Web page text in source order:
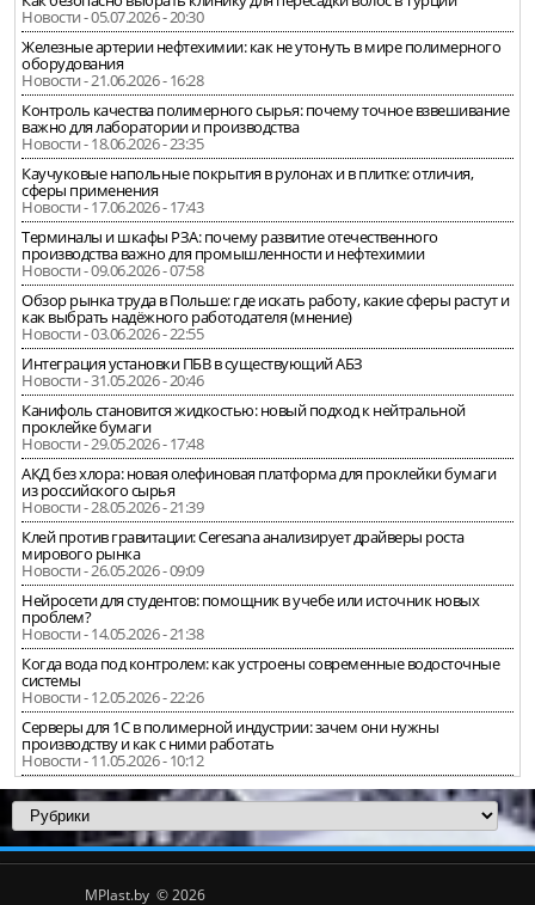
Новости - 05.07.2026 - 20:30
Железные артерии нефтехимии: как не утонуть в мире полимерного
оборудования
Новости - 21.06.2026 - 16:28
Контроль качества полимерного сырья: почему точное взвешивание
важно для лаборатории и производства
Новости - 18.06.2026 - 23:35
Каучуковые напольные покрытия в рулонах и в плитке: отличия,
сферы применения
Новости - 17.06.2026 - 17:43
Терминалы и шкафы РЗА: почему развитие отечественного
производства важно для промышленности и нефтехимии
Новости - 09.06.2026 - 07:58
Обзор рынка труда в Польше: где искать работу, какие сферы растут и
как выбрать надёжного работодателя (мнение)
Новости - 03.06.2026 - 22:55
Интеграция установки ПБВ в существующий АБЗ
Новости - 31.05.2026 - 20:46
Канифоль становится жидкостью: новый подход к нейтральной
проклейке бумаги
Новости - 29.05.2026 - 17:48
АКД без хлора: новая олефиновая платформа для проклейки бумаги
из российского сырья
Новости - 28.05.2026 - 21:39
Клей против гравитации: Ceresana анализирует драйверы роста
мирового рынка
Новости - 26.05.2026 - 09:09
Нейросети для студентов: помощник в учебе или источник новых
проблем?
Новости - 14.05.2026 - 21:38
Когда вода под контролем: как устроены современные водосточные
системы
Новости - 12.05.2026 - 22:26
Серверы для 1С в полимерной индустрии: зачем они нужны
производству и как с ними работать
Новости - 11.05.2026 - 10:12
MPlast.by © 2026